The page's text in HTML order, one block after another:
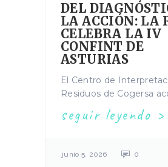
DEL
LA ACCIÓN: LA
CELEBRA LA IV
CONFINT DE
ASTURIAS
El Centro de
Residuos de Cogersa
seguir leyendo
junio 5, 2026 0